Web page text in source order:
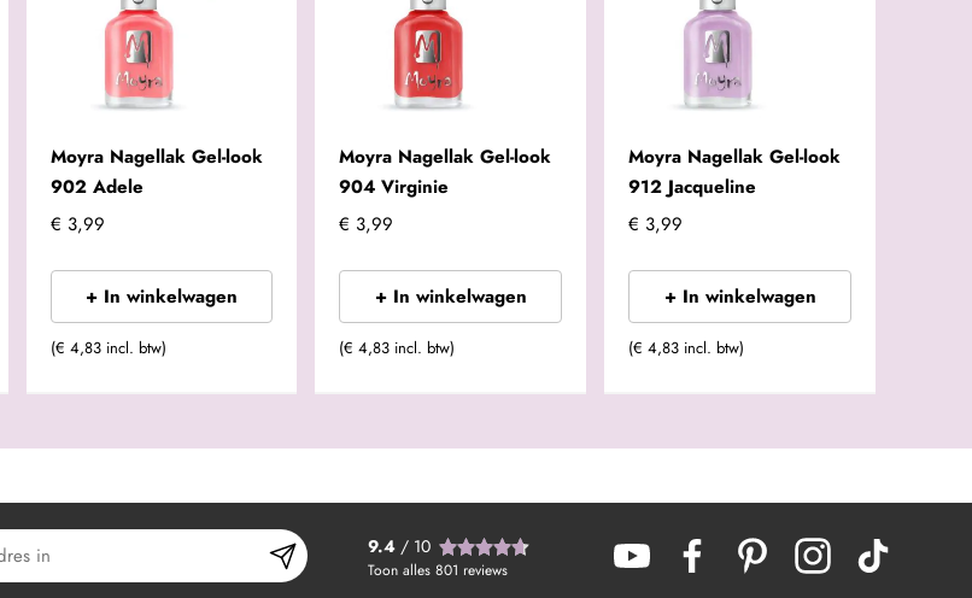
Moyra Nagellak Gel-look
902 Adele
€ 3,99
+ In winkelwagen
(€ 4,83 incl. btw)
Moyra Nagellak Gel-look
904 Virginie
€ 3,99
+ In winkelwagen
(€ 4,83 incl. btw)
Moyra Nagellak Gel-look
912 Jacqueline
€ 3,99
+ In winkelwagen
(€ 4,83 incl. btw)
9.4/ 10
Toon alles 801 reviews